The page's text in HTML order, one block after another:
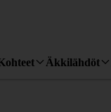
Äkkilähdöt